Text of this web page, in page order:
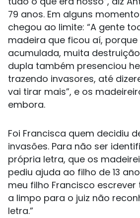
79 anos. Em alguns
chegou ao limite: “A gente
madeira que ficou aí,
acumulada, muita destruição
dupla também presenciou
trazendo invasores, até
vai tirar mais”, e os
embora.
Foi Francisca quem decidiu
invasões. Para não ser
própria letra, que os
pediu ajuda ao filho de 13
meu filho Francisco escrever
a limpo para o juiz não
letra.”